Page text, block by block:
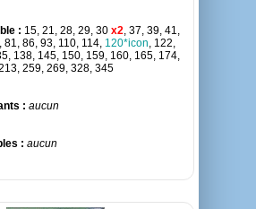
: 15, 21, 28, 29, 30 x2, 37, 39, 41,
, 81, 86, 93, 110, 114, 120*icon, 122,
138, 145, 150, 159, 160, 165, 174,
259, 269, 328, 345
: aucun
: aucun